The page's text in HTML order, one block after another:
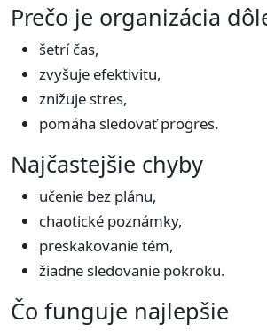
Prečo je organizácia
šetrí čas,
zvyšuje efektivitu,
znižuje stres,
pomáha sledovať progres.
Najčastejšie chyby
učenie bez plánu,
chaotické poznámky,
preskakovanie tém,
žiadne sledovanie pokroku.
Čo funguje najlepšie